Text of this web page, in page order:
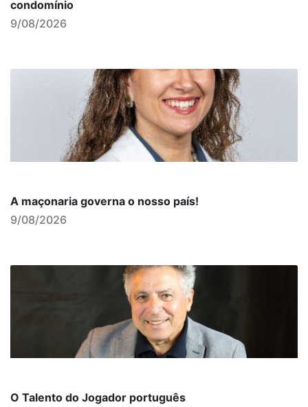
condomínio
9/08/2026
A maçonaria governa o nosso país!
9/08/2026
O Talento do Jogador português